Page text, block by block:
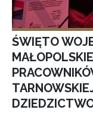
ŚWIĘTO